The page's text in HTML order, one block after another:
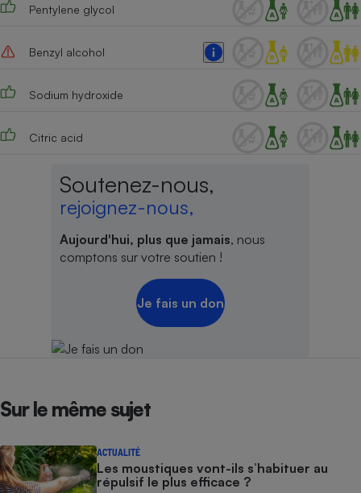
Pentylene glycol
Benzyl alcohol
Sodium hydroxide
Citric acid
Soutenez-nous,
rejoignez-nous,
Aujourd'hui, plus que jamais, nous
comptons sur votre soutien !
Je fais un don
Sur le même sujet
ACTUALITÉ
Les moustiques vont-ils s’habituer au
répulsif le plus efficace ?